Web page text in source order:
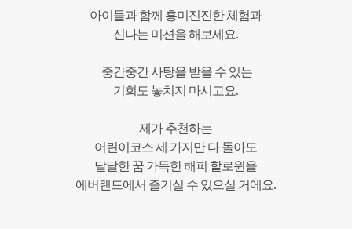
아이들과 함께 흥미진진한 체험과
신나는 미션을 해보세요.
중간중간 사탕을 받을 수 있는
기회도 놓치지 마시고요.
제가 추천하는
어린이코스 세 가지만 다 돌아도
달달한 꿈 가득한 해피 할로윈을
에버랜드에서 즐기실 수 있으실 거에요.